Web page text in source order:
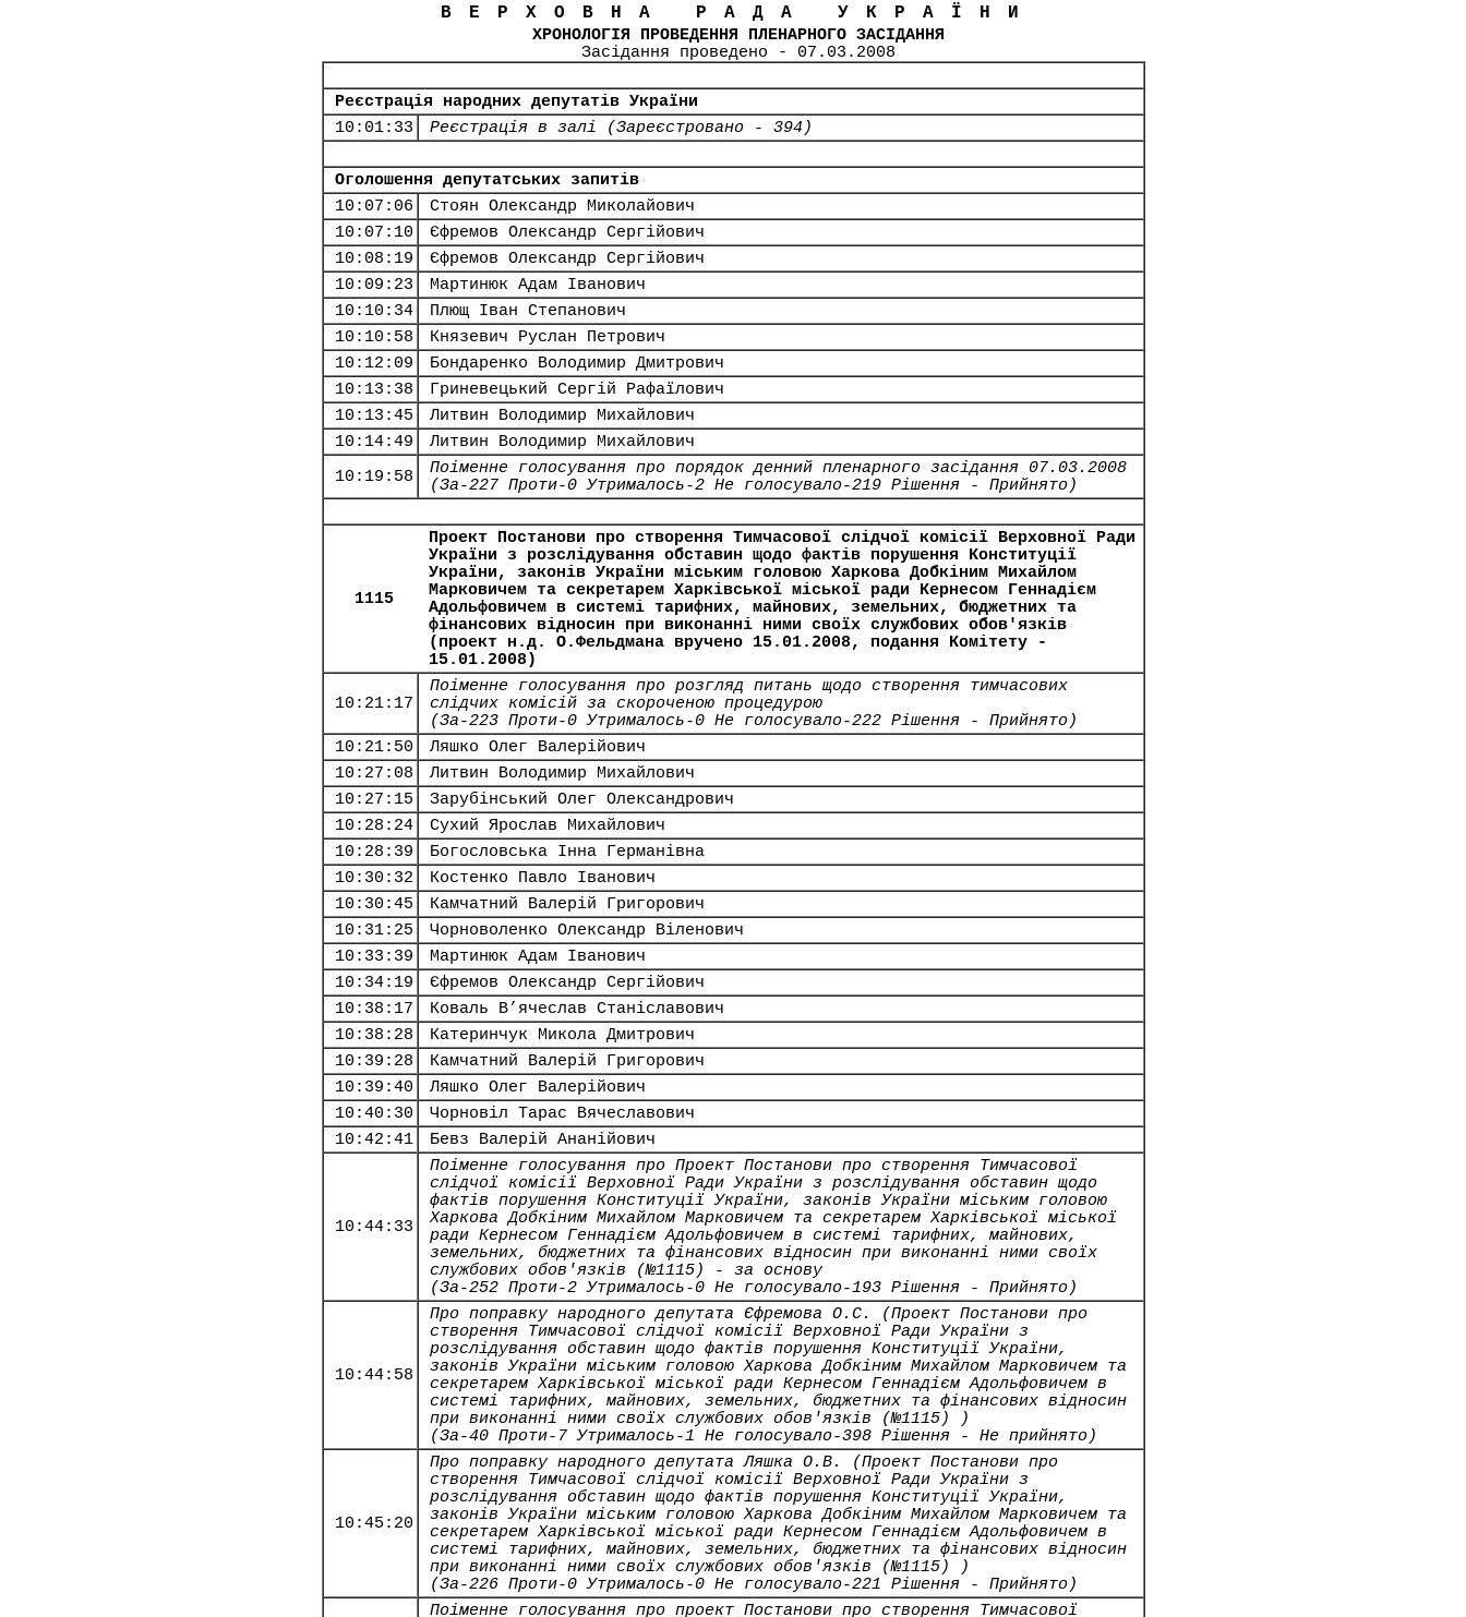
ВЕРХОВНА РАДА УКРАЇНИ
ХРОНОЛОГІЯ ПРОВЕДЕННЯ ПЛЕНАРНОГО ЗАСІДАННЯ
Засідання проведено - 07.03.2008
Реєстрація народних депутатів України
10:01:33
Реєстрація в залі (Зареєстровано - 394)
Оголошення депутатських запитів
10:07:06
Стоян Олександр Миколайович
10:07:10
Єфремов Олександр Сергійович
10:08:19
Єфремов Олександр Сергійович
10:09:23
Мартинюк Адам Іванович
10:10:34
Плющ Іван Степанович
10:10:58
Князевич Руслан Петрович
10:12:09
Бондаренко Володимир Дмитрович
10:13:38
Гриневецький Сергій Рафаїлович
10:13:45
Литвин Володимир Михайлович
10:14:49
Литвин Володимир Михайлович
10:19:58
Поіменне голосування про порядок денний пленарного засідання 07.03.2008
(За-227 Проти-0 Утрималось-2 Не голосувало-219 Рішення - Прийнято)
1115
Проект Постанови про створення Тимчасової слідчої комісії Верховної Ради
України з розслідування обставин щодо фактів порушення Конституції
України, законів України міським головою Харкова Добкіним Михайлом
Марковичем та секретарем Харківської міської ради Кернесом Геннадієм
Адольфовичем в системі тарифних, майнових, земельних, бюджетних та
фінансових відносин при виконанні ними своїх службових обов'язків
(проект н.д. О.Фельдмана вручено 15.01.2008, подання Комітету -
15.01.2008)
10:21:17
Поіменне голосування про розгляд питань щодо створення тимчасових
слідчих комісій за скороченою процедурою
(За-223 Проти-0 Утрималось-0 Не голосувало-222 Рішення - Прийнято)
10:21:50
Ляшко Олег Валерійович
10:27:08
Литвин Володимир Михайлович
10:27:15
Зарубінський Олег Олександрович
10:28:24
Сухий Ярослав Михайлович
10:28:39
Богословська Інна Германівна
10:30:32
Костенко Павло Іванович
10:30:45
Камчатний Валерій Григорович
10:31:25
Чорноволенко Олександр Віленович
10:33:39
Мартинюк Адам Іванович
10:34:19
Єфремов Олександр Сергійович
10:38:17
Коваль В’ячеслав Станіславович
10:38:28
Катеринчук Микола Дмитрович
10:39:28
Камчатний Валерій Григорович
10:39:40
Ляшко Олег Валерійович
10:40:30
Чорновіл Тарас Вячеславович
10:42:41
Бевз Валерій Ананійович
10:44:33
Поіменне голосування про Проект Постанови про створення Тимчасової
слідчої комісії Верховної Ради України з розслідування обставин щодо
фактів порушення Конституції України, законів України міським головою
Харкова Добкіним Михайлом Марковичем та секретарем Харківської міської
ради Кернесом Геннадієм Адольфовичем в системі тарифних, майнових,
земельних, бюджетних та фінансових відносин при виконанні ними своїх
службових обов'язків (№1115) - за основу
(За-252 Проти-2 Утрималось-0 Не голосувало-193 Рішення - Прийнято)
10:44:58
Про поправку народного депутата Єфремова О.С. (Проект Постанови про
створення Тимчасової слідчої комісії Верховної Ради України з
розслідування обставин щодо фактів порушення Конституції України,
законів України міським головою Харкова Добкіним Михайлом Марковичем та
секретарем Харківської міської ради Кернесом Геннадієм Адольфовичем в
системі тарифних, майнових, земельних, бюджетних та фінансових відносин
при виконанні ними своїх службових обов'язків (№1115) )
(За-40 Проти-7 Утрималось-1 Не голосувало-398 Рішення - Не прийнято)
10:45:20
Про поправку народного депутата Ляшка О.В. (Проект Постанови про
створення Тимчасової слідчої комісії Верховної Ради України з
розслідування обставин щодо фактів порушення Конституції України,
законів України міським головою Харкова Добкіним Михайлом Марковичем та
секретарем Харківської міської ради Кернесом Геннадієм Адольфовичем в
системі тарифних, майнових, земельних, бюджетних та фінансових відносин
при виконанні ними своїх службових обов'язків (№1115) )
(За-226 Проти-0 Утрималось-0 Не голосувало-221 Рішення - Прийнято)
Поіменне голосування про проект Постанови про створення Тимчасової